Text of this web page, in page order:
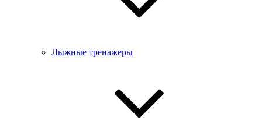
Лыжные тренажеры